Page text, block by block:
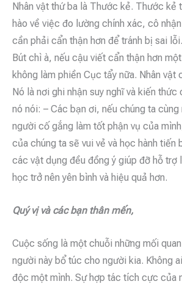
Nhân vật thứ ba là Thước kẻ. Thước kẻ
hào về việc đo lường chính xác, cô
cần phải cẩn thận hơn để tránh bị sai
Bút chì à, nếu cậu viết cẩn thận hơn
không làm phiền Cục tẩy nữa. Nhân vật
Nó là nơi ghi nhận suy nghĩ và kiến
nó nói: – Các bạn ơi, nếu chúng ta
người cố gắng làm tốt phận vụ của
của chúng ta sẽ vui vẻ và học hành tiến
các vật dụng đều đồng ý giúp đỡ hỗ trợ
học trở nên yên bình và hiệu quả hơn.
Quý vị và các bạn thân mến,
Cuộc sống là một chuỗi những mối
người này bổ túc cho người kia. Không
độc một mình. Sự hợp tác tích cực của